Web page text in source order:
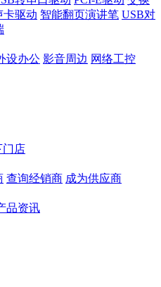
卡驱动 智能翻页演讲笔 USB对
设办公 影音周边 网络工控
门店
查询经销商 成为供应商
品资讯